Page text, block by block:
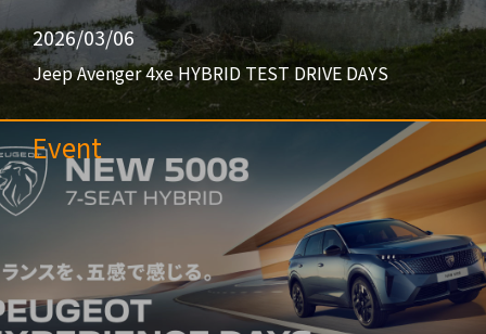
2026/03/06
Jeep Avenger 4xe HYBRID TEST DRIVE DAYS
Event